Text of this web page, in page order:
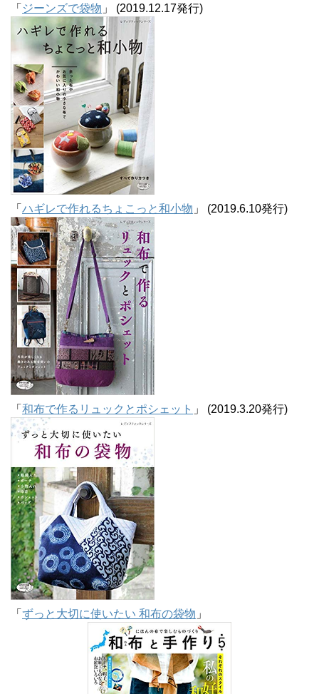
「 ジーンズで袋物 」 (2019.12.17発行)
「 ハギレで作れるちょこっと和小物 」 (2019.6.10発行)
「 和布で作るリュックとポシェット 」 (2019.3.20発行)
「 ずっと大切に使いたい 和布の袋物 」